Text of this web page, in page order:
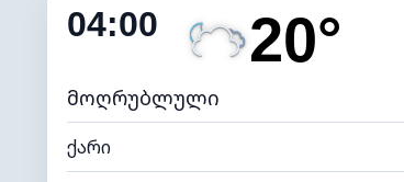
ნამის წერტილი
განათების ინდექსი
04:00 20°
მოღრუბლული
ქარი